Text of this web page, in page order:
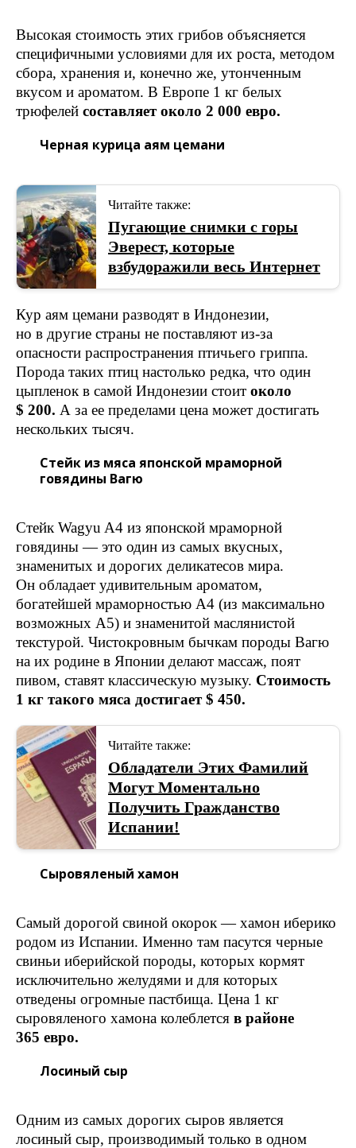
Высокая стоимость этих грибов объясняется
специфичными условиями для их роста, методом
сбора, хранения и, конечно же, утонченным
вкусом и ароматом. В Европе 1 кг белых
трюфелей составляет около 2 000 евро.
Черная курица аям цемани
Читайте также:
Пугающие снимки с горы
Эверест, которые
взбудоражили весь Интернет
Кур аям цемани разводят в Индонезии,
но в другие страны не поставляют из-за
опасности распространения птичьего гриппа.
Порода таких птиц настолько редка, что один
цыпленок в самой Индонезии стоит около
$ 200. А за ее пределами цена может достигать
нескольких тысяч.
Стейк из мяса японской мраморной
говядины Вагю
Стейк Wagyu A4 из японской мраморной
говядины — это один из самых вкусных,
знаменитых и дорогих деликатесов мира.
Он обладает удивительным ароматом,
богатейшей мраморностью А4 (из максимально
возможных А5) и знаменитой маслянистой
текстурой. Чистокровным бычкам породы Вагю
на их родине в Японии делают массаж, поят
пивом, ставят классическую музыку. Стоимость
1 кг такого мяса достигает $ 450.
Читайте также:
Обладатели Этих Фамилий
Могут Моментально
Получить Гражданство
Испании!
Сыровяленый хамон
Самый дорогой свиной окорок — хамон иберико
родом из Испании. Именно там пасутся черные
свиньи иберийской породы, которых кормят
исключительно желудями и для которых
отведены огромные пастбища. Цена 1 кг
сыровяленого хамона колеблется в районе
365 евро.
Лосиный сыр
Одним из самых дорогих сыров является
лосиный сыр, производимый только в одном